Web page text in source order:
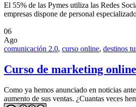
El 55% de las Pymes utiliza las Redes
empresas dispone de personal
06
Ago
comunicación 2.0, curso online, destinos
Curso de marketing
Como ya hemos anunciado en noticias
aumento de sus ventas. ¿Cuantas veces